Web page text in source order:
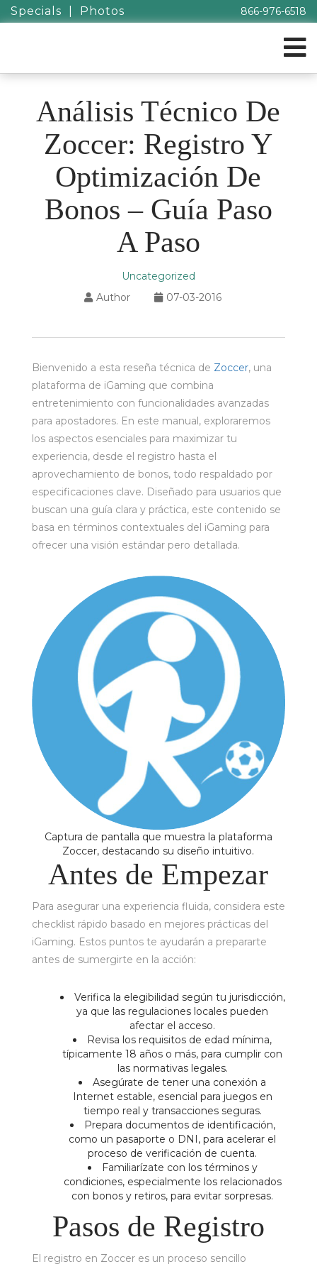
Specials Photos 866-976-6518
Análisis Técnico De
Zoccer: Registro Y
Optimización De
Bonos – Guía Paso
A Paso
Uncategorized
Author
07-03-2016
Bienvenido a esta reseña técnica de Zoccer, una
plataforma de iGaming que combina
entretenimiento con funcionalidades avanzadas
para apostadores. En este manual, exploraremos
los aspectos esenciales para maximizar tu
experiencia, desde el registro hasta el
aprovechamiento de bonos, todo respaldado por
especificaciones clave. Diseñado para usuarios que
buscan una guía clara y práctica, este contenido se
basa en términos contextuales del iGaming para
ofrecer una visión estándar pero detallada.
Captura de pantalla que muestra la plataforma
Zoccer, destacando su diseño intuitivo.
Antes de Empezar
Para asegurar una experiencia fluida, considera este
checklist rápido basado en mejores prácticas del
iGaming. Estos puntos te ayudarán a prepararte
antes de sumergirte en la acción:
Verifica la elegibilidad según tu jurisdicción,
ya que las regulaciones locales pueden
afectar el acceso.
Revisa los requisitos de edad mínima,
típicamente 18 años o más, para cumplir con
las normativas legales.
Asegúrate de tener una conexión a
Internet estable, esencial para juegos en
tiempo real y transacciones seguras.
Prepara documentos de identificación,
como un pasaporte o DNI, para acelerar el
proceso de verificación de cuenta.
Familiarízate con los términos y
condiciones, especialmente los relacionados
con bonos y retiros, para evitar sorpresas.
Pasos de Registro
El registro en Zoccer es un proceso sencillo